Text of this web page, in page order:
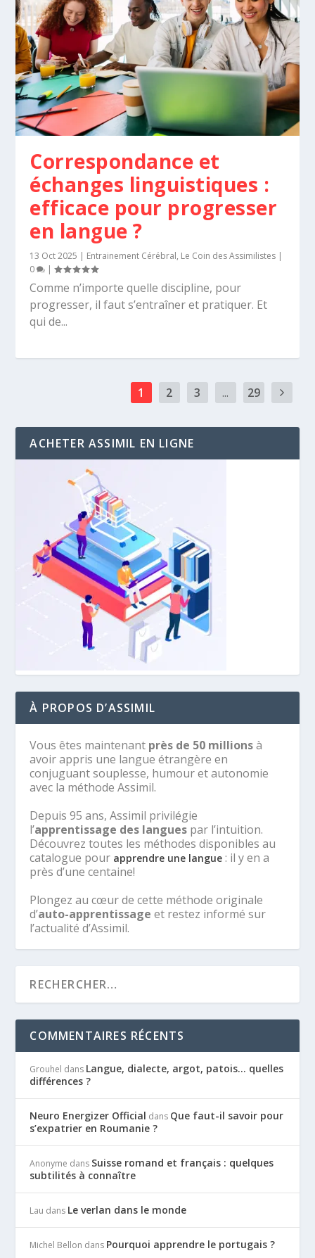
Correspondance et
échanges linguistiques :
efficace pour progresser
en langue ?
13 Oct 2025 | Entrainement Cérébral, Le Coin des Assimilistes |
0
|
Comme n’importe quelle discipline, pour
progresser, il faut s’entraîner et pratiquer. Et
qui de...
1 2 3 ... 29
ACHETER ASSIMIL EN LIGNE
À PROPOS D’ASSIMIL
Vous êtes maintenant près de 50 millionsà
avoir appris une langue étrangère en
conjuguant souplesse, humour et autonomie
avec la méthode Assimil.
Depuis 95 ans, Assimil privilégie
l’apprentissage des langues par l’intuition.
Découvrez toutes les méthodes disponibles au
catalogue pour apprendre une langue : il y en a
près d’une centaine!
Plongez au cœur de cette méthode originale
d’auto-apprentissage et restez informé sur
l’actualité d’Assimil.
COMMENTAIRES RÉCENTS
Grouhel dans Langue, dialecte, argot, patois… quelles
différences ?
Neuro Energizer Official dans Que faut-il savoir pour
s’expatrier en Roumanie ?
Anonyme dans Suisse romand et français : quelques
subtilités à connaître
Lau dans Le verlan dans le monde
Michel Bellon dans Pourquoi apprendre le portugais ?